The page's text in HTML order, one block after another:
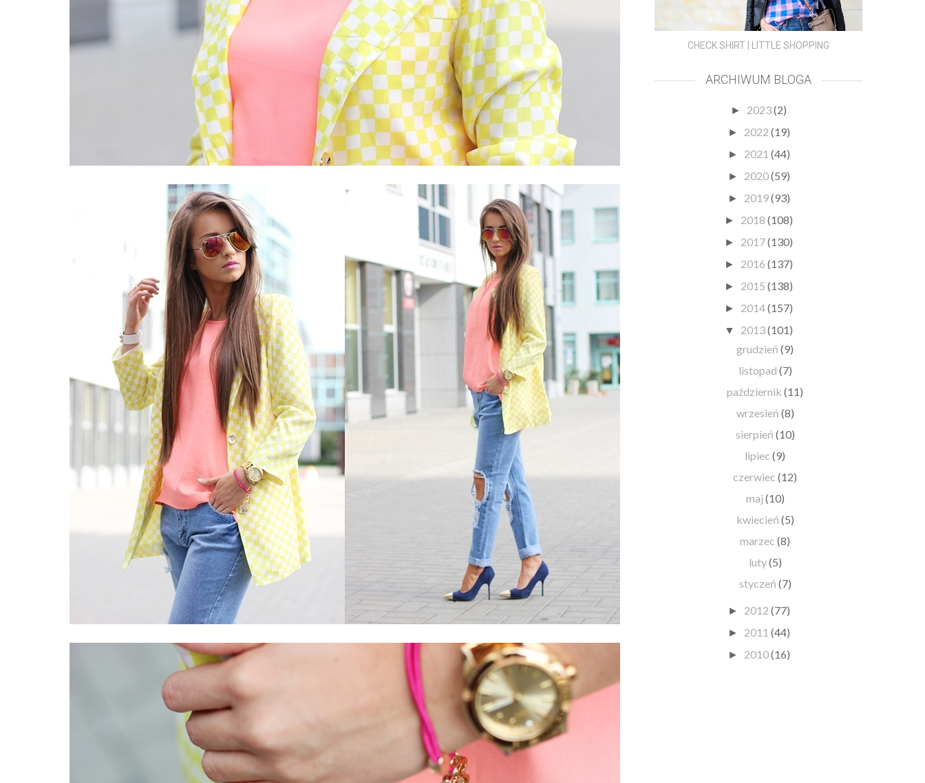
CHECK SHIRT | LITTLE SHOPPING
ARCHIWUM BLOGA
► 2023(2)
► 2022 (19)
► 2021 (44)
► 2020(59)
► 2019(93)
► 2018 (108)
► 2017(130)
► 2016 (137)
► 2015 (138)
► 2014(157)
▼ 2013(101)
grudzień(9)
listopad (7)
październik(11)
wrzesień (8)
sierpień (10)
lipiec(9)
czerwiec(12)
maj (10)
kwiecień (5)
marzec(8)
luty(5)
styczeń (7)
► 2012 (77)
► 2011 (44)
► 2010(16)